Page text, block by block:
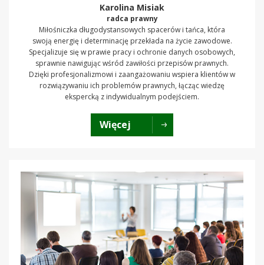
Karolina Misiak
radca prawny
Miłośniczka długodystansowych spacerów i tańca, która
swoją energię i determinację przekłada na życie zawodowe.
Specjalizuje się w prawie pracy i ochronie danych osobowych,
sprawnie nawigując wśród zawiłości przepisów prawnych.
Dzięki profesjonalizmowi i zaangażowaniu wspiera klientów w
rozwiązywaniu ich problemów prawnych, łącząc wiedzę
ekspercką z indywidualnym podejściem.
Więcej